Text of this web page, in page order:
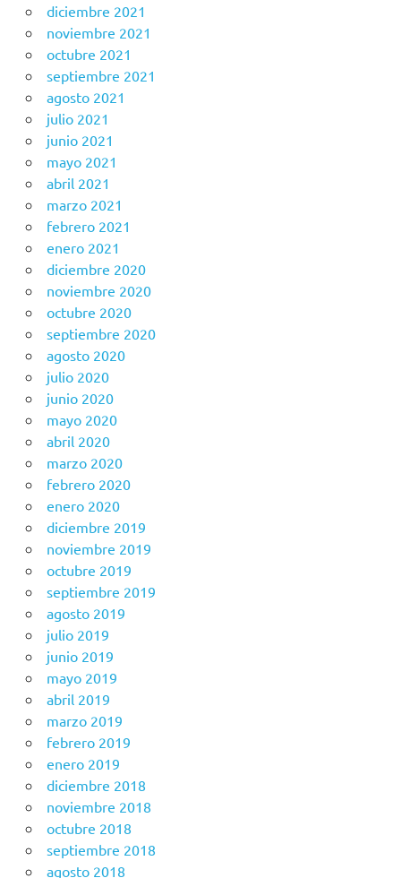
diciembre 2021
noviembre 2021
octubre 2021
septiembre 2021
agosto 2021
julio 2021
junio 2021
mayo 2021
abril 2021
marzo 2021
febrero 2021
enero 2021
diciembre 2020
noviembre 2020
octubre 2020
septiembre 2020
agosto 2020
julio 2020
junio 2020
mayo 2020
abril 2020
marzo 2020
febrero 2020
enero 2020
diciembre 2019
noviembre 2019
octubre 2019
septiembre 2019
agosto 2019
julio 2019
junio 2019
mayo 2019
abril 2019
marzo 2019
febrero 2019
enero 2019
diciembre 2018
noviembre 2018
octubre 2018
septiembre 2018
agosto 2018